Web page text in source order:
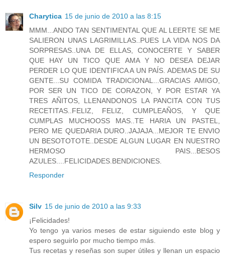
Charytica 15 de junio de 2010 a las 8:15
MMM...ANDO TAN SENTIMENTAL QUE AL LEERTE SE ME
SALIERON UNAS LAGRIMILLAS..PUES LA VIDA NOS DA
SORPRESAS..UNA DE ELLAS, CONOCERTE Y SABER
QUE HAY UN TICO QUE AMA Y NO DESEA DEJAR
PERDER LO QUE IDENTIFICA A UN PAÍS. ADEMAS DE SU
GENTE...SU COMIDA TRADICIONAL...GRACIAS AMIGO,
POR SER UN TICO DE CORAZON, Y POR ESTAR YA
TRES AÑITOS, LLENANDONOS LA PANCITA CON TUS
RECETITAS..FELIZ, FELIZ, CUMPLEAÑOS, Y QUE
CUMPLAS MUCHOOSS MAS..TE HARIA UN PASTEL,
PERO ME QUEDARIA DURO..JAJAJA...MEJOR TE ENVIO
UN BESOTOTOTE..DESDE ALGUN LUGAR EN NUESTRO
HERMOSO PAIS...BESOS
AZULES....FELICIDADES.BENDICIONES.
Responder
Silv 15 de junio de 2010 a las 9:33
¡Felicidades!
Yo tengo ya varios meses de estar siguiendo este blog y
espero seguirlo por mucho tiempo más.
Tus recetas y reseñas son super útiles y llenan un espacio